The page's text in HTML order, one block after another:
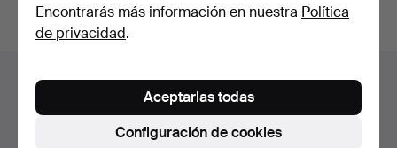
en
Ayuda y contacto
Contacta con el servicio de atención al cliente
Todas las casas de subastas
Encontrarás más información en nuestra Política
de privacidad.
Configuración de cookies
Aceptarlas todas